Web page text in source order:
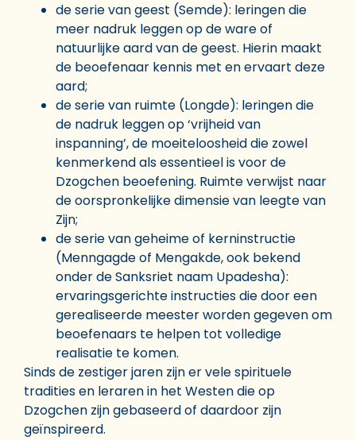
de serie van geest (Semde): leringen die
meer nadruk leggen op de ware of
natuurlijke aard van de geest. Hierin maakt
de beoefenaar kennis met en ervaart deze
aard;
de serie van ruimte (Longde): leringen die
de nadruk leggen op ‘vrijheid van
inspanning’, de moeiteloosheid die zowel
kenmerkend als essentieel is voor de
Dzogchen beoefening. Ruimte verwijst naar
de oorspronkelijke dimensie van leegte van
Zijn;
de serie van geheime of kerninstructie
(Menngagde of Mengakde, ook bekend
onder de Sanksriet naam Upadesha):
ervaringsgerichte instructies die door een
gerealiseerde meester worden gegeven om
beoefenaars te helpen tot volledige
realisatie te komen.
Sinds de zestiger jaren zijn er vele spirituele
tradities en leraren in het Westen die op
Dzogchen zijn gebaseerd of daardoor zijn
geïnspireerd.